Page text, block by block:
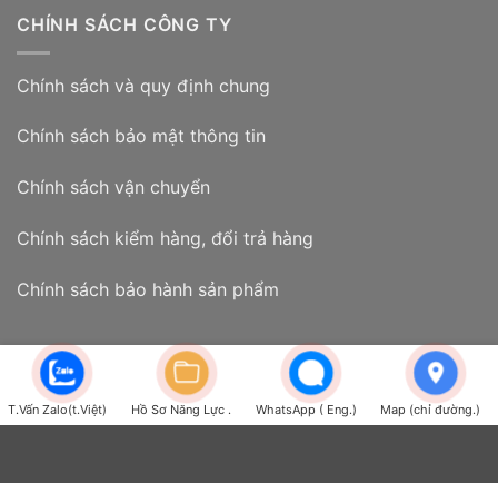
CHÍNH SÁCH CÔNG TY
Chính sách và quy định chung
Chính sách bảo mật thông tin
Chính sách vận chuyển
Chính sách kiểm hàng, đổi trả hàng
Chính sách bảo hành sản phẩm
GIẢI PHÁP ATSCADA LAB
Giới thiệu
T.Vấn Zalo(t.Việt) Hồ Sơ Năng Lực . WhatsApp ( Eng.) Map (chỉ đường.)